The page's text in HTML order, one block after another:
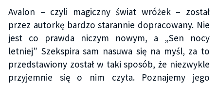
Avalon – czyli magiczny świat wróżek – został
przez autorkę bardzo starannie dopracowany. Nie
jest co prawda niczym nowym, a „Sen nocy
letniej” Szekspira sam nasuwa się na myśl, za to
przedstawiony został w taki sposób, że niezwykle
przyjemnie się o nim czyta. Poznajemy jego